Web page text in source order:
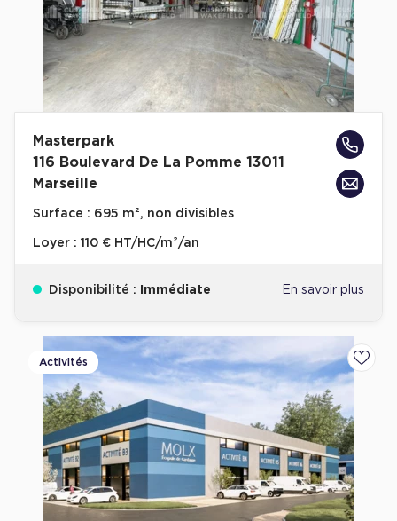
Masterpark
116 Boulevard De La Pomme 13011
Marseille
Surface : 695 m², non divisibles
Loyer : 110 € HT/HC/m²/an
Disponibilité : Immédiate En savoir plus
Activités